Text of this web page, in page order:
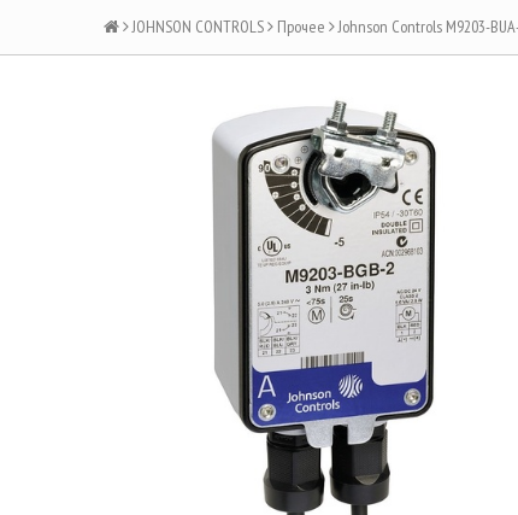
JOHNSON CONTROLS Прочее Johnson Controls M9203-